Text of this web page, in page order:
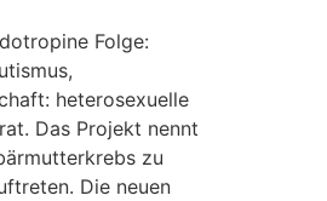
Folge:
heterosexuelle
Das Projekt nennt
zu
Die neuen